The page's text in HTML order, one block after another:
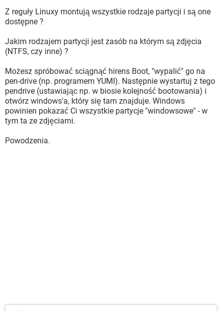
Z reguły Linuxy montują wszystkie rodzaje partycji i są one
dostępne ?
Jakim rodzajem partycji jest zasób na którym są zdjęcia
(NTFS, czy inne) ?
Możesz spróbować sciągnąć hirens Boot, "wypalić" go na
pen-drive (np. programem YUMI). Następnie wystartuj z tego
pendrive (ustawiając np. w biosie kolejność bootowania) i
otwórz windows'a, który się tam znajduje. Windows
powinien pokazać Ci wszystkie partycje "windowsowe" - w
tym ta ze zdjęciami.
Powodzenia.